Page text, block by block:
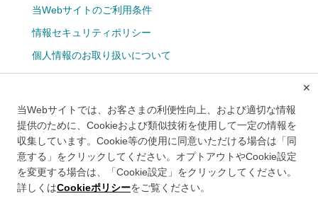
当Webサイトのご利用条件
情報セキュリティポリシー
個人情報のお取り扱いについて
メルマガ
当Webサイトでは、お客さまの利便性向上、および適切な情報
提供のために、Cookieおよび類似技術を使用して一定の情報を
収集しています。Cookie等の使用に同意いただける場合は「同
意する」をクリックしてください。オプトアウトやCookie設定
を変更する場合は、「Cookie設定」をクリックしてください。
詳しくはCookieポリシーをご覧ください。
✕